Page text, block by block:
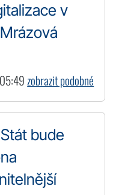
v
zobrazit podobné
bude